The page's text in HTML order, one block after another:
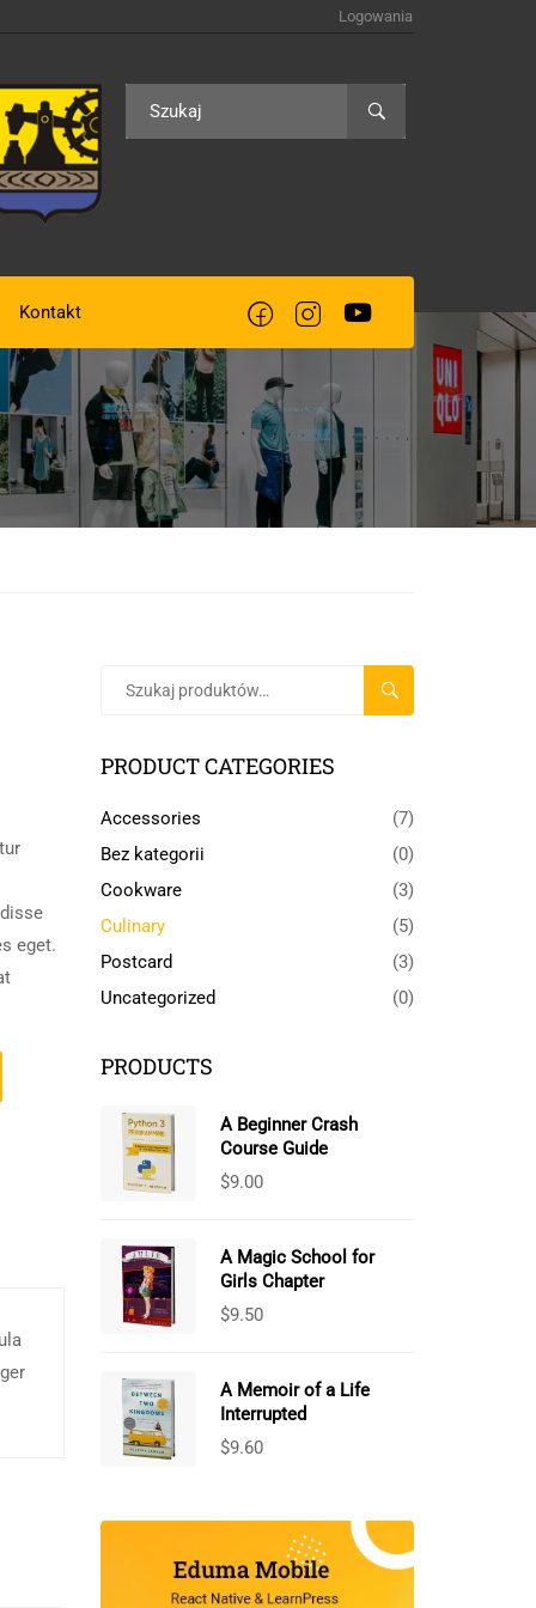
Logowania
Kontakt
eget.
SZUKAJ
PRODUCT CATEGORIES
Accessories
(7)
Bez kategorii
(0)
Cookware
(3)
Culinary
(5)
Postcard
(3)
Uncategorized
(0)
PRODUCTS
A Beginner Crash
Course Guide
$9.00
A Magic School for
Girls Chapter
$9.50
A Memoir of a Life
Interrupted
$9.60